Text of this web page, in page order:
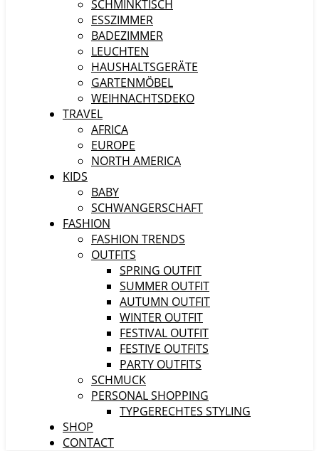
SCHMINKTISCH
ESSZIMMER
BADEZIMMER
LEUCHTEN
HAUSHALTSGERÄTE
GARTENMÖBEL
WEIHNACHTSDEKO
TRAVEL
AFRICA
EUROPE
NORTH AMERICA
KIDS
BABY
SCHWANGERSCHAFT
FASHION
FASHION TRENDS
OUTFITS
SPRING OUTFIT
SUMMER OUTFIT
AUTUMN OUTFIT
WINTER OUTFIT
FESTIVAL OUTFIT
FESTIVE OUTFITS
PARTY OUTFITS
SCHMUCK
PERSONAL SHOPPING
TYPGERECHTES STYLING
SHOP
CONTACT